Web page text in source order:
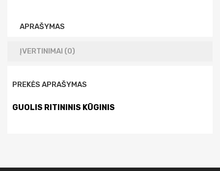
APRAŠYMAS
ĮVERTINIMAI (0)
PREKĖS APRAŠYMAS
GUOLIS RITININIS KŪGINIS